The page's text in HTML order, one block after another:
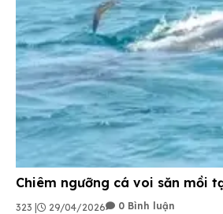
Chiêm ngưỡng cá voi săn mồi
323 | 29/04/2026 0 Bình luận